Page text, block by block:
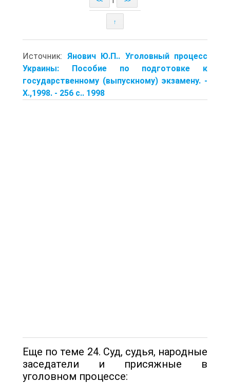
↑
Источник: Янович Ю.П.. Уголовный процесс
Украины: Пособие по подготовке к
государственному (выпускному) экзамену. -
Х.,1998. - 256 с.. 1998
Еще по теме 24. Суд, судья, народные
заседатели и присяжные в
уголовном процессе: